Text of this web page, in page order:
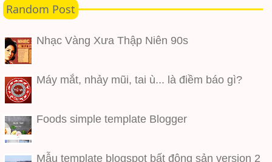
Random Post
Nhạc Vàng Xưa Thập Niên 90s
Máy mắt, nhảy mũi, tai ù... là điềm báo gì?
Foods simple template Blogger
Mẫu template blogspot bất động sản version 2